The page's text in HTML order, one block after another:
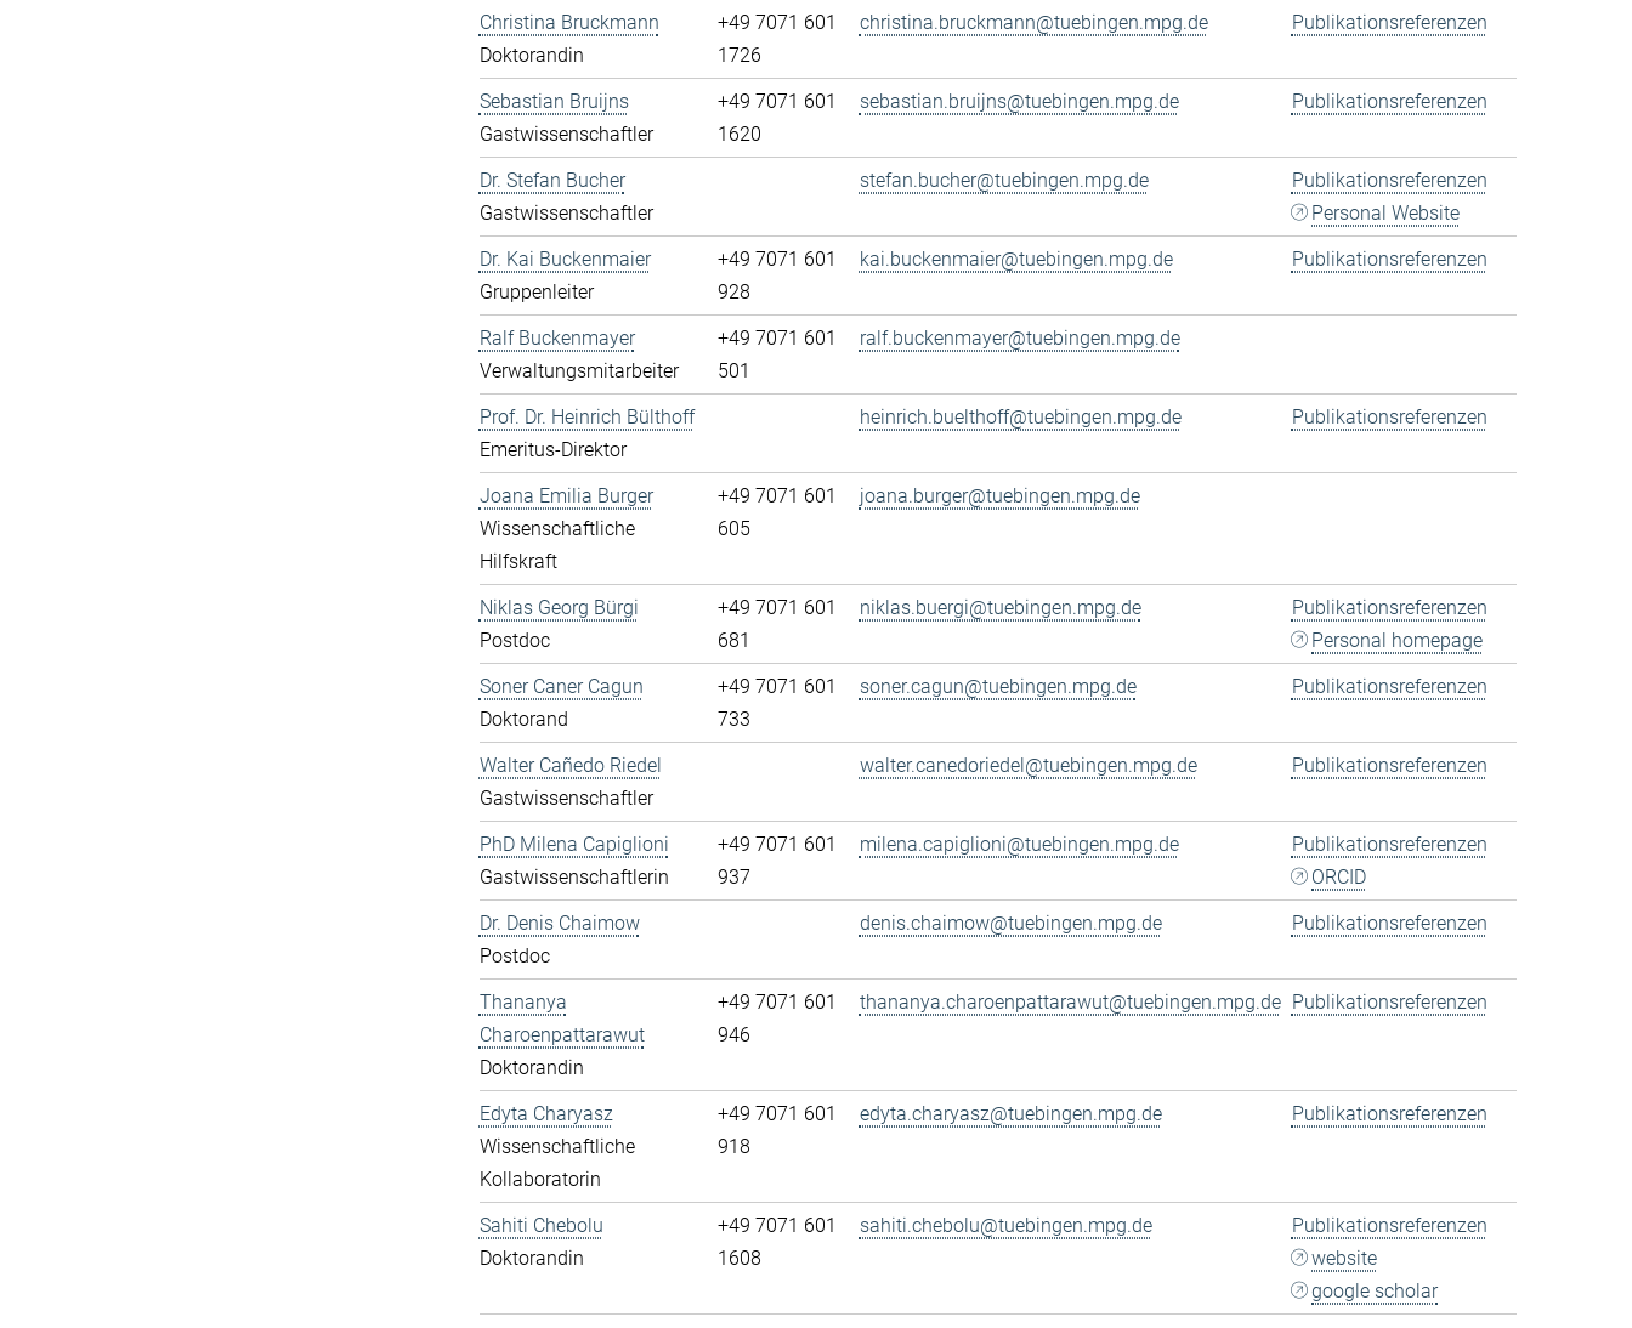
Christina Bruckmann
Doktorandin
+49 7071 601
1726
christina.bruckmann@tuebingen.mpg.de Publikationsreferenzen
Sebastian Bruijns
Gastwissenschaftler
+49 7071 601
1620
sebastian.bruijns@tuebingen.mpg.de Publikationsreferenzen
Dr. Stefan Bucher
Gastwissenschaftler
stefan.bucher@tuebingen.mpg.de
Publikationsreferenzen
Personal Website
Dr. Kai Buckenmaier
Gruppenleiter
+49 7071 601
928
kai.buckenmaier@tuebingen.mpg.de Publikationsreferenzen
Ralf Buckenmayer
Verwaltungsmitarbeiter
+49 7071 601
501
ralf.buckenmayer@tuebingen.mpg.de
Prof. Dr. Heinrich Bülthoff
Emeritus-Direktor
heinrich.buelthoff@tuebingen.mpg.de Publikationsreferenzen
Joana Emilia Burger
Wissenschaftliche
Hilfskraft
+49 7071 601
605
joana.burger@tuebingen.mpg.de
Niklas Georg Bürgi
Postdoc
+49 7071 601
681
niklas.buergi@tuebingen.mpg.de
Publikationsreferenzen
Personal homepage
Soner Caner Cagun
Doktorand
+49 7071 601
733
soner.cagun@tuebingen.mpg.de Publikationsreferenzen
Walter Cañedo Riedel
Gastwissenschaftler
walter.canedoriedel@tuebingen.mpg.de Publikationsreferenzen
PhD Milena Capiglioni
Gastwissenschaftlerin
+49 7071 601
937
milena.capiglioni@tuebingen.mpg.de
Publikationsreferenzen
ORCID
Dr. Denis Chaimow
Postdoc
denis.chaimow@tuebingen.mpg.de Publikationsreferenzen
Thananya
Charoenpattarawut
Doktorandin
+49 7071 601
946
thananya.charoenpattarawut@tuebingen.mpg.de Publikationsreferenzen
Edyta Charyasz
Wissenschaftliche
Kollaboratorin
+49 7071 601
918
edyta.charyasz@tuebingen.mpg.de Publikationsreferenzen
Sahiti Chebolu
Doktorandin
+49 7071 601
1608
sahiti.chebolu@tuebingen.mpg.de
Publikationsreferenzen
website
google scholar